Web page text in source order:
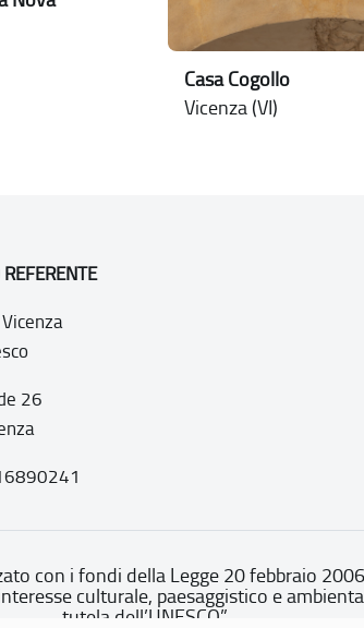
Casa Cogollo
Vicenza (VI)
REFERENTE
26
con i fondi della Legge 20 febbraio
culturale, paesaggistico e
tutela dell’UNESCO”